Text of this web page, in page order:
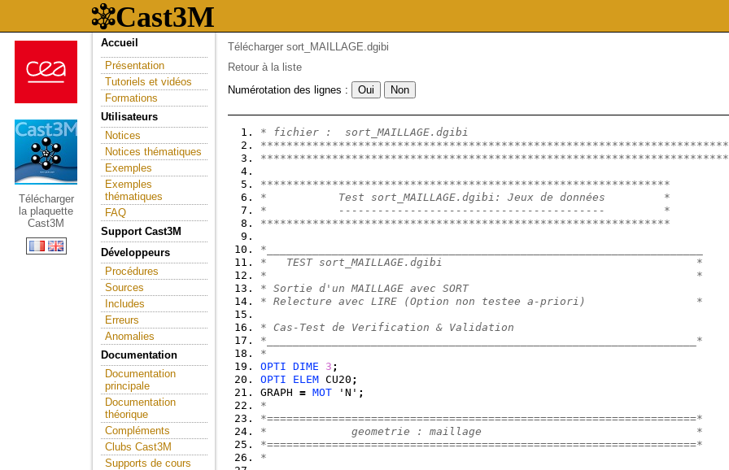
Télécharger
la plaquette
Cast3M
Accueil
Présentation
Tutoriels et vidéos
Formations
Utilisateurs
Notices
Notices thématiques
Exemples
Exemples
thématiques
FAQ
Support Cast3M
Développeurs
Procédures
Sources
Includes
Erreurs
Anomalies
Documentation
Documentation
principale
Documentation
théorique
Compléments
Clubs Cast3M
Supports de cours
Télécharger sort_MAILLAGE.dgibi
Retour à la liste
Numérotation des lignes :
* fichier :  sort_MAILLAGE.dgibi
************************************************************************
************************************************************************
***************************************************************
*           Test sort_MAILLAGE.dgibi: Jeux de données         *
*           -----------------------------------------         *
***************************************************************
*___________________________________________________________________
*   TEST sort_MAILLAGE.dgibi                                       *
*                                                                  *
* Sortie d'un MAILLAGE avec SORT
* Relecture avec LIRE (Option non testee a-priori)                 *
* Cas-Test de Verification & Validation
*__________________________________________________________________*
*
OPTI DIME 3 ;
OPTI
ELEM CU20 ;
GRAPH = MOT 'N' ;
*
*==================================================================*
*             geometrie : maillage                                 *
*==================================================================*
*